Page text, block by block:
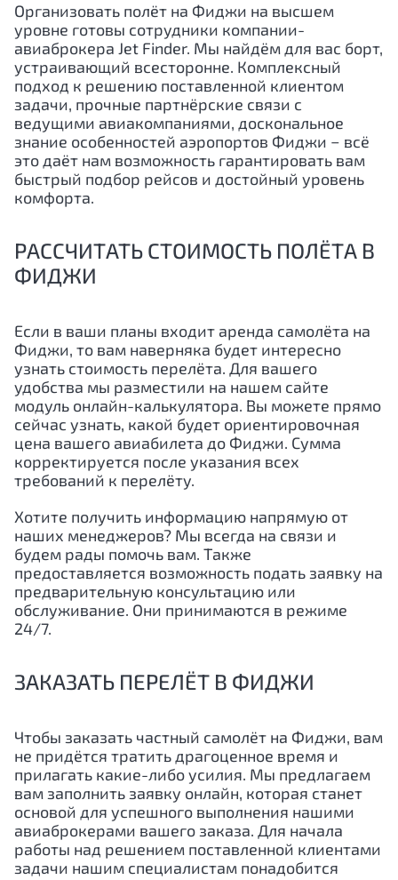
Организовать полёт на Фиджи на высшем
уровне готовы сотрудники компании-
авиаброкера Jet Finder. Мы найдём для вас борт,
устраивающий всесторонне. Комплексный
подход к решению поставленной клиентом
задачи, прочные партнёрские связи с
ведущими авиакомпаниями, доскональное
знание особенностей аэропортов Фиджи − всё
это даёт нам возможность гарантировать вам
быстрый подбор рейсов и достойный уровень
комфорта.
РАССЧИТАТЬ СТОИМОСТЬ ПОЛЁТА В
ФИДЖИ
Если в ваши планы входит аренда самолёта на
Фиджи, то вам наверняка будет интересно
узнать стоимость перелёта. Для вашего
удобства мы разместили на нашем сайте
модуль онлайн-калькулятора. Вы можете прямо
сейчас узнать, какой будет ориентировочная
цена вашего авиабилета до Фиджи. Сумма
корректируется после указания всех
требований к перелёту.
Хотите получить информацию напрямую от
наших менеджеров? Мы всегда на связи и
будем рады помочь вам. Также
предоставляется возможность подать заявку на
предварительную консультацию или
обслуживание. Они принимаются в режиме
24/7.
ЗАКАЗАТЬ ПЕРЕЛЁТ В ФИДЖИ
Чтобы заказать частный самолёт на Фиджи, вам
не придётся тратить драгоценное время и
прилагать какие-либо усилия. Мы предлагаем
вам заполнить заявку онлайн, которая станет
основой для успешного выполнения нашими
авиаброкерами вашего заказа. Для начала
работы над решением поставленной клиентами
задачи нашим специалистам понадобится